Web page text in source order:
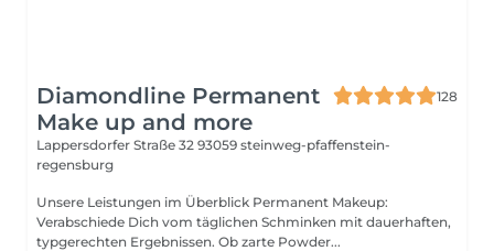
Diamondline Permanent
Make up and more
128
Lappersdorfer Straße 32 93059 steinweg-pfaffenstein-
regensburg
Unsere Leistungen im Überblick Permanent Makeup:
Verabschiede Dich vom täglichen Schminken mit dauerhaften,
typgerechten Ergebnissen. Ob zarte Powder...